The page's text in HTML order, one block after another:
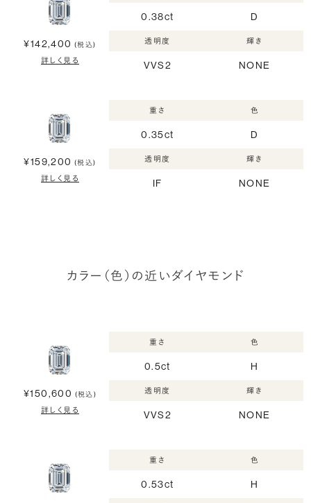
¥142,400 (税込)
詳しく見る
0.38ct D
透明度
VVS2
輝き
NONE
¥159,200 (税込)
詳しく見る
重さ
0.35ct
色
D
透明度
IF
輝き
NONE
カラー（色）の近いダイヤモンド
¥150,600 (税込)
詳しく見る
重さ
0.5ct
色
H
透明度
VVS2
輝き
NONE
重さ
0.53ct
色
H